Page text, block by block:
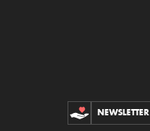
CONTRIBUCIONES
NEWSLETTER